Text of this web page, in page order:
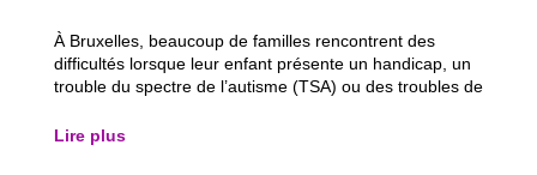
À Bruxelles, beaucoup de familles rencontrent des
difficultés lorsque leur enfant présente un handicap, un
trouble du spectre de l’autisme (TSA) ou des troubles de
la dyspraxie (gestes). Même s’il existe des aides et des
Lire plus